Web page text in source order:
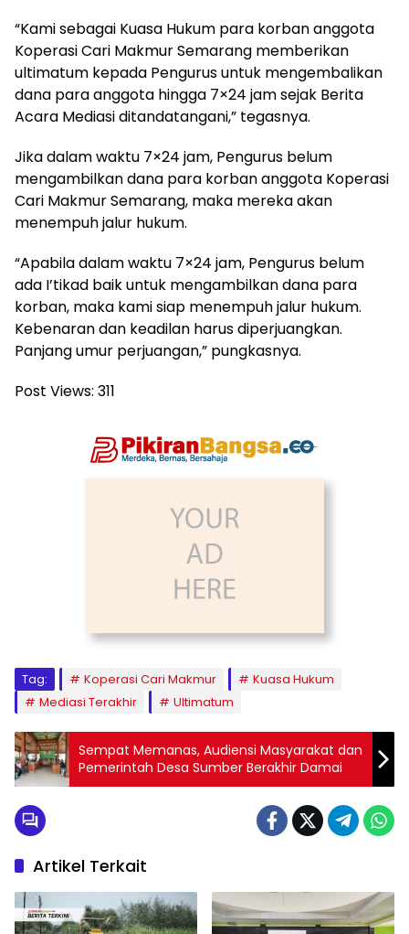
“Kami sebagai Kuasa Hukum para korban anggota
Koperasi Cari Makmur Semarang memberikan
ultimatum kepada Pengurus untuk mengembalikan
dana para anggota hingga 7×24 jam sejak Berita
Acara Mediasi ditandatangani,” tegasnya.
Jika dalam waktu 7×24 jam, Pengurus belum
mengambilkan dana para korban anggota Koperasi
Cari Makmur Semarang, maka mereka akan
menempuh jalur hukum.
“Apabila dalam waktu 7×24 jam, Pengurus belum
ada I’tikad baik untuk mengambilkan dana para
korban, maka kami siap menempuh jalur hukum.
Kebenaran dan keadilan harus diperjuangkan.
Panjang umur perjuangan,” pungkasnya.
Post Views: 311
Tag: Koperasi Cari Makmur
Kuasa Hukum
Mediasi Terakhir
Ultimatum
Sempat Memanas, Audiensi Masyarakat dan
Pemerintah Desa Sumber Berakhir Damai
Artikel Terkait